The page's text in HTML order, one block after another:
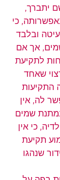
יתברך,
כי
ובלבד
אך אם
לתקיעת
שאחד
התקיעות
לה, אין
שמים
כי אין
תקיעת
שנהגו